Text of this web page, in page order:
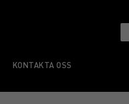
KONTAKTA OSS